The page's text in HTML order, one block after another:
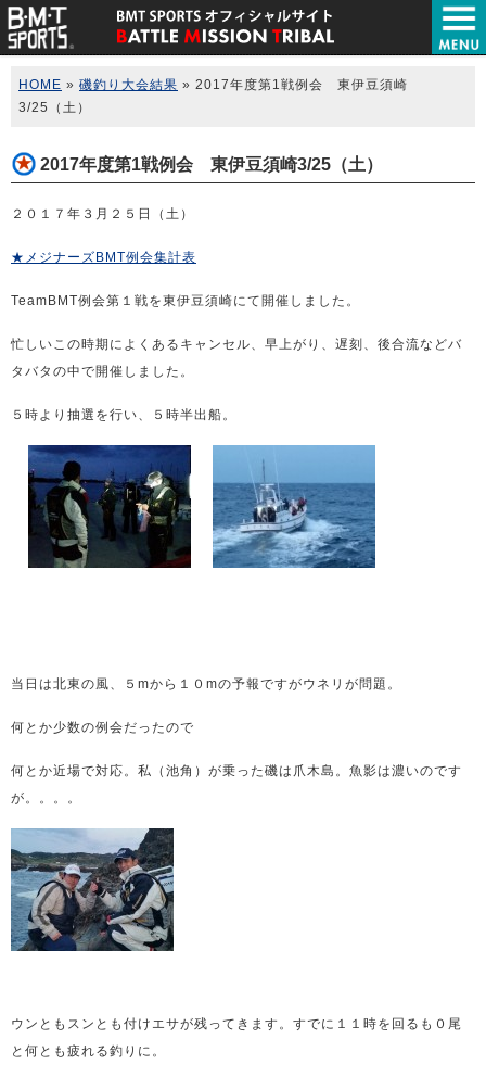
HOME » 磯釣り大会結果 » 2017年度第1戦例会 東伊豆須崎
3/25（土）
2017年度第1戦例会 東伊豆須崎3/25（土）
２０１７年３月２５日（土）
★メジナーズBMT例会集計表
TeamBMT例会第１戦を東伊豆須崎にて開催しました。
忙しいこの時期によくあるキャンセル、早上がり、遅刻、後合流などバ
タバタの中で開催しました。
５時より抽選を行い、５時半出船。
当日は北東の風、５mから１０mの予報ですがウネリが問題。
何とか少数の例会だったので
何とか近場で対応。私（池角）が乗った磯は爪木島。魚影は濃いのです
が。。。。
ウンともスンとも付けエサが残ってきます。すでに１１時を回るも０尾
と何とも疲れる釣りに。